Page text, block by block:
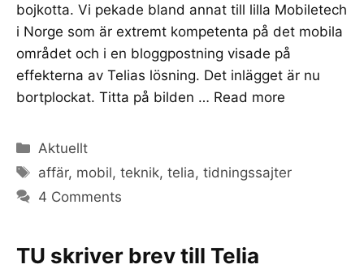
bojkotta. Vi pekade bland annat till lilla Mobiletech
i Norge som är extremt kompetenta på det mobila
området och i en bloggpostning visade på
effekterna av Telias lösning. Det inlägget är nu
bortplockat. Titta på bilden … Read more
Categories
Aktuellt
Tags
affär, mobil,teknik,telia,tidningssajter
4 Comments
TU skriver brev till Telia